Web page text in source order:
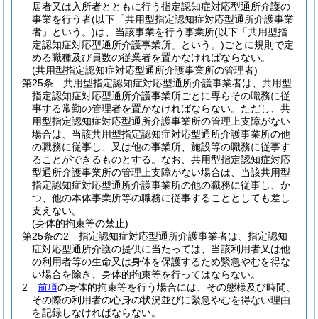
居者又は入所者とともに行う指定認知症対応型通所介護の
事業を行う者(以下「共用型指定認知症対応型通所介護事業
者」という。)は、当該事業を行う事業所(以下「共用型指
定認知症対応型通所介護事業所」という。)ごとに規則で定
める職種及び員数の従業者を置かなければならない。
(共用型指定認知症対応型通所介護事業所の管理者)
第25条
共用型指定認知症対応型通所介護事業者は、共用型
指定認知症対応型通所介護事業所ごとに専らその職務に従
事する常勤の管理者を置かなければならない。 ただし、共
用型指定認知症対応型通所介護事業所の管理上支障がない
場合は、当該共用型指定認知症対応型通所介護事業所の他
の職務に従事し、又は他の事業所、施設等の職務に従事す
ることができるものとする。 なお、共用型指定認知症対応
型通所介護事業所の管理上支障がない場合は、当該共用型
指定認知症対応型通所介護事業所の他の職務に従事し、か
つ、他の本体事業所等の職務に従事することとしても差し
支えない。
(身体的拘束等の禁止)
第25条の2
指定認知症対応型通所介護事業者は、指定認知
症対応型通所介護の提供に当たっては、当該利用者又は他
の利用者等の生命又は身体を保護するため緊急やむを得な
い場合を除き、身体的拘束等を行ってはならない。
2
前項の身体的拘束等を行う場合には、その態様及び時間、
その際の利用者の心身の状況並びに緊急やむを得ない理由
を記録しなければならない。